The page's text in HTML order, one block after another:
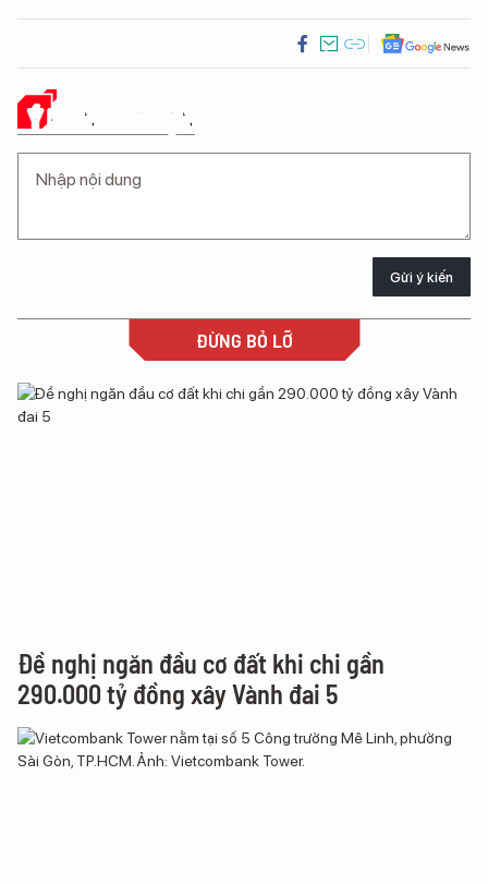
Ý KIẾN CỦA BẠN
Gửi ý kiến
ĐỪNG BỎ LỠ
Đề nghị ngăn đầu cơ đất khi chi gần
290.000 tỷ đồng xây Vành đai 5